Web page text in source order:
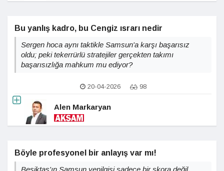
Bu yanlış kadro, bu Cengiz ısrarı nedir
Sergen hoca aynı taktikle Samsun'a karşı başarısız
oldu; peki tekerrürlü stratejiler gerçekten takımı
başarısızlığa mahkum mu ediyor?
20-04-2026 98
Alen Markaryan
Böyle profesyonel bir anlayış var mı!
Beşiktaş'ın Samsun yenilgisi sadece bir skora değil,